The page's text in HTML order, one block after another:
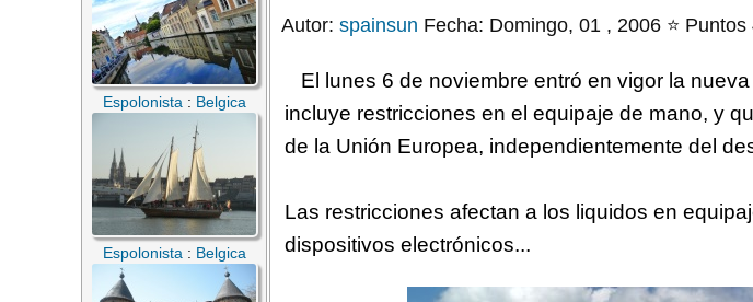
Espolonista : Belgica
Espolonista : Belgica
Autor: spainsun Fecha: Domingo, 01 , 2006 ⭐
El lunes 6 de noviembre entró en vigor la
incluye restricciones en el equipaje de mano, y
de la Unión Europea, independientemente del
Las restricciones afectan a los liquidos en
dispositivos electrónicos...